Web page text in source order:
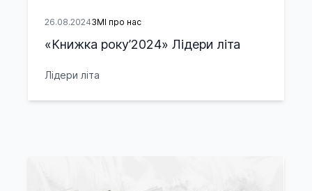
26.08.2024ЗМІ про нас
«Книжка року’2024» Лідери літа
Лідери літа